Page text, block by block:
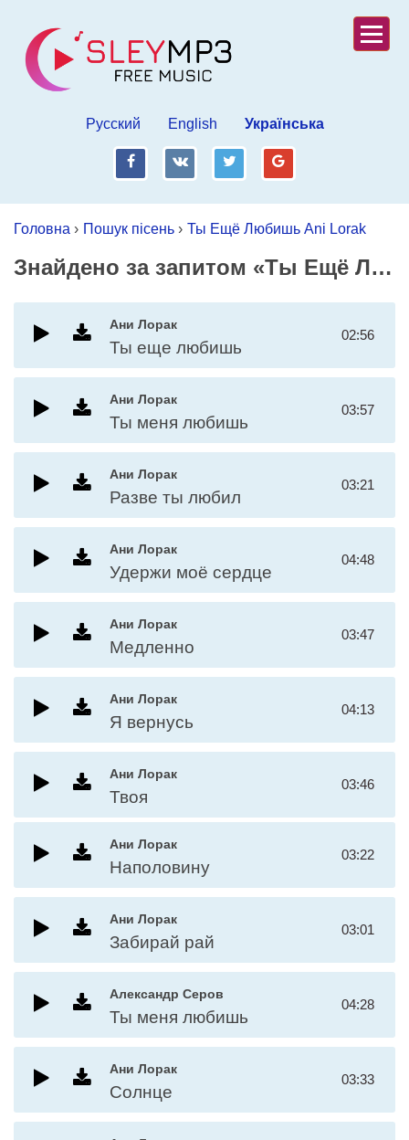
Русский English Українська
fb vk tw gp
Головна › Пошук пісень › Ты Ещё Любишь Ani Lorak
Знайдено за запитом «Ты Ещё Любишь Ani Lorak»
Ани Лорак
Ты еще любишь
02:56
Ани Лорак
Ты меня любишь
03:57
Ани Лорак
Разве ты любил
03:21
Ани Лорак
Удержи моё сердце
04:48
Ани Лорак
Медленно
03:47
Ани Лорак
Я вернусь
04:13
Ани Лорак
Твоя
03:46
Ани Лорак
Наполовину
03:22
Ани Лорак
Забирай рай
03:01
Александр Серов
Ты меня любишь
04:28
Ани Лорак
Солнце
03:33